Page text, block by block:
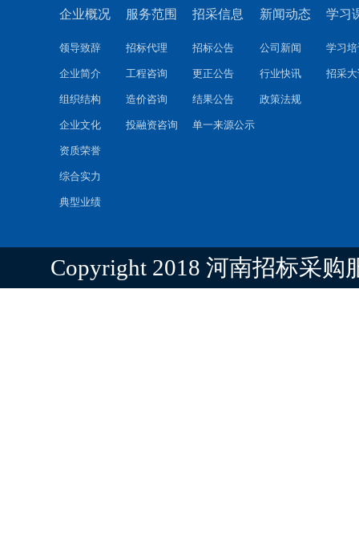
企业概况
领导致辞
企业简介
组织结构
企业文化
资质荣誉
综合实力
典型业绩
服务范围
招标代理
工程咨询
造价咨询
投融资咨询
招采信息
招标公告
更正公告
结果公告
单一来源公示
新闻动态
公司新闻
行业快讯
政策法规
学习
学习
招采
Copyright 2018 河南招标采